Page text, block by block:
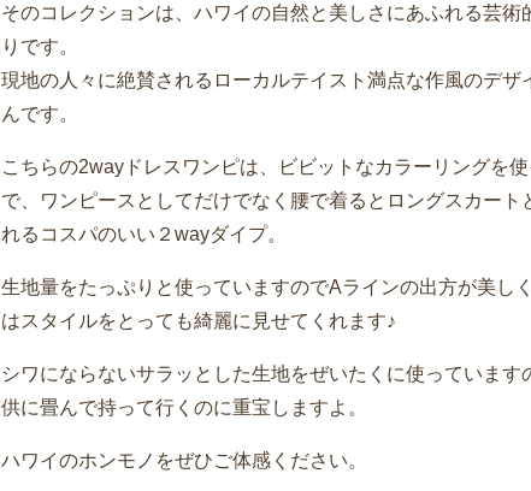
そのコレクションは、ハワイの自然と美しさにあふれる芸術
りです。
現地の人々に絶賛されるローカルテイスト満点な作風のデザ
んです。
こちらの2wayドレスワンピは、ビビットなカラーリングを
で、ワンピースとしてだけでなく腰で着るとロングスカート
れるコスパのいい２wayダイプ。
生地量をたっぷりと使っていますのでAラインの出方が美し
はスタイルをとっても綺麗に見せてくれます♪
シワにならないサラッとした生地をぜいたくに使っています
供に畳んで持って行くのに重宝しますよ。
ハワイのホンモノをぜひご体感ください。